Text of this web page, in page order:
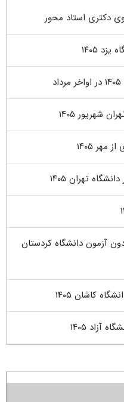
دکتری استاد محور
۱۴۰۵
شهریور ۱۴۰۵
۱۴۰۵
تهران ۱۴۰۵
آزمون دانشگاه کردستان
کاشان ۱۴۰۵
۱۴۰۵